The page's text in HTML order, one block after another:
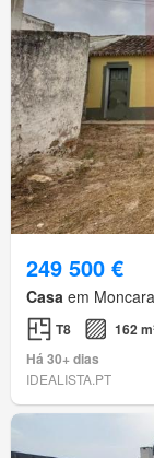
249 500 €
Casa em
T8
162
Há 30+ dias
IDEALISTA.PT